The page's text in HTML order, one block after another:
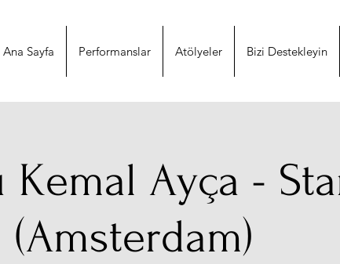
Ana Sayfa Performanslar Atölyeler Bizi Destekleyin
Kemal Ayça -
(Amsterdam)